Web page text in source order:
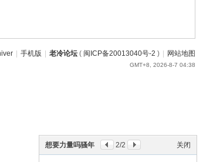
关闭
想要力量吗骚年 2/2
手机版 老冷论坛( 闽ICP备20013040号-2 ) 网站地图
GMT+8, 2026-8-7 04:38